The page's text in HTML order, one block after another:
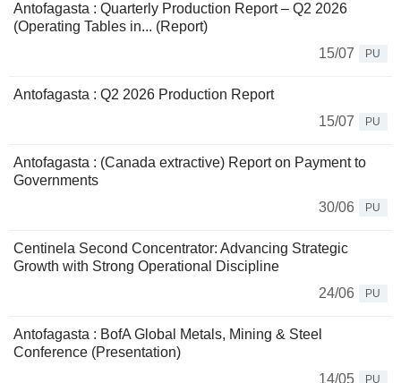
Antofagasta : Quarterly Production Report – Q2 2026
(Operating Tables in... (Report)
15/07
PU
Antofagasta : Q2 2026 Production Report
15/07
PU
Antofagasta : (Canada extractive) Report on Payment to
Governments
30/06
PU
Centinela Second Concentrator: Advancing Strategic
Growth with Strong Operational Discipline
24/06
PU
Antofagasta : BofA Global Metals, Mining & Steel
Conference (Presentation)
14/05
PU